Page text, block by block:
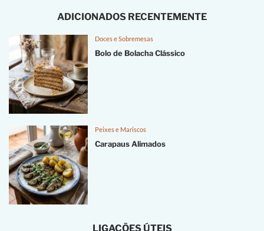
ADICIONADOS RECENTEMENTE
Doces e Sobremesas
Bolo de Bolacha Clássico
Peixes e Mariscos
Carapaus Alimados
LIGAÇÕES ÚTEIS